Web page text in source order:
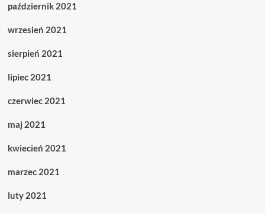
październik 2021
wrzesień 2021
sierpień 2021
lipiec 2021
czerwiec 2021
maj 2021
kwiecień 2021
marzec 2021
luty 2021